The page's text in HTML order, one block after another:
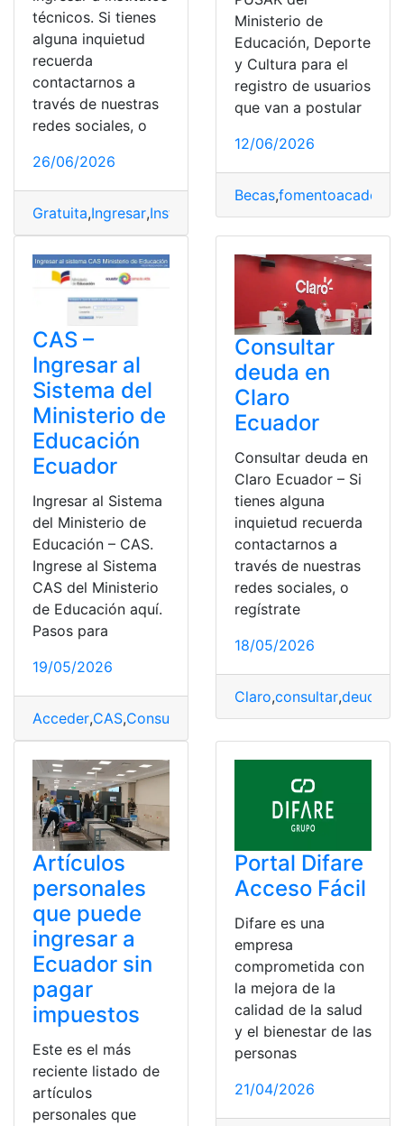
técnicos. Si tienes
alguna inquietud
recuerda
contactarnos a
través de nuestras
redes sociales, o
26/06/2026
Gratuita,Ingresar,Institutos ,Preparación,técnicos
Ministerio de
Educación, Deporte
y Cultura para el
registro de usuarios
que van a postular
12/06/2026
Becas,
CAS –
Ingresar al
Sistema del
Ministerio de
Educación
Ecuador
Ingresar al Sistema
del Ministerio de
Educación – CAS.
Ingrese al Sistema
CAS del Ministerio
de Educación aquí.
Pasos para
19/05/2026
Acceder,CAS,Consultas Ecuador,Educación,Ingresar,
Consultar
deuda en
Claro
Ecuador
Consultar deuda en
Claro Ecuador – Si
tienes alguna
inquietud recuerda
contactarnos a
través de nuestras
redes sociales, o
regístrate
18/05/2026
Claro,consultar,deuda
Artículos
personales
que puede
ingresar a
Ecuador sin
pagar
impuestos
Este es el más
reciente listado de
artículos
personales que
Portal Difare
Acceso Fácil
Difare es una
empresa
comprometida con
la mejora de la
calidad de la salud
y el bienestar de las
personas
21/04/2026